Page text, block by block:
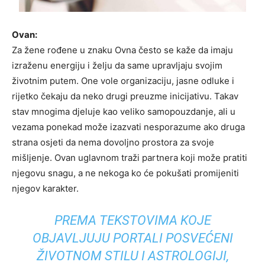
Ovan:
Za žene rođene u znaku Ovna često se kaže da imaju
izraženu energiju i želju da same upravljaju svojim
životnim putem. One vole organizaciju, jasne odluke i
rijetko čekaju da neko drugi preuzme inicijativu. Takav
stav mnogima djeluje kao veliko samopouzdanje, ali u
vezama ponekad može izazvati nesporazume ako druga
strana osjeti da nema dovoljno prostora za svoje
mišljenje. Ovan uglavnom traži partnera koji može pratiti
njegovu snagu, a ne nekoga ko će pokušati promijeniti
njegov karakter.
PREMA TEKSTOVIMA KOJE
OBJAVLJUJU PORTALI POSVEĆENI
ŽIVOTNOM STILU I ASTROLOGIJI,